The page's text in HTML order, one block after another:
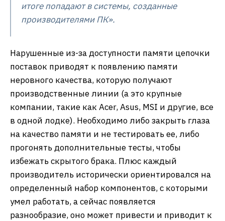
итоге попадают в системы, созданные
производителями ПК».
Нарушенные из-за доступности памяти цепочки
поставок приводят к появлению памяти
неровного качества, которую получают
производственные линии (а это крупные
компании, такие как Acer, Asus, MSI и другие, все
в одной лодке). Необходимо либо закрыть глаза
на качество памяти и не тестировать ее, либо
прогонять дополнительные тесты, чтобы
избежать скрытого брака. Плюс каждый
производитель исторически ориентировался на
определенный набор компонентов, с которыми
умел работать, а сейчас появляется
разнообразие, оно может привести и приводит к